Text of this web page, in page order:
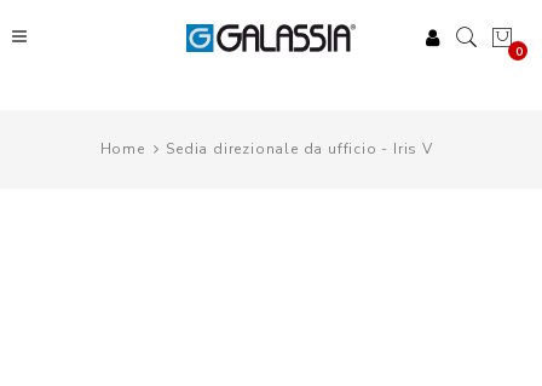
0
Home Sedia direzionale da ufficio - Iris V